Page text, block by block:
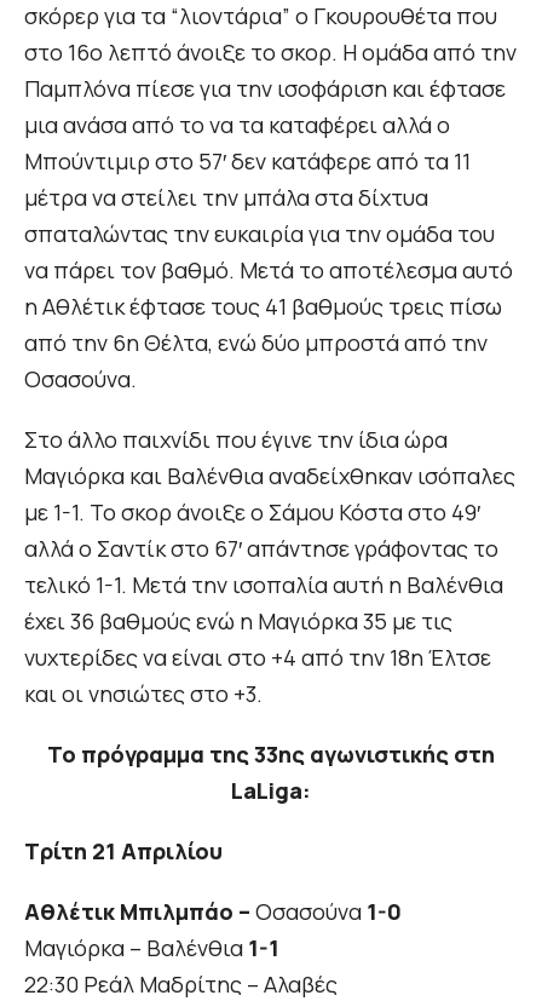
σκόρερ για τα “λιοντάρια” ο Γκουρουθέτα που
στο 16ο λεπτό άνοιξε το σκορ. Η ομάδα από την
Παμπλόνα πίεσε για την ισοφάριση και έφτασε
μια ανάσα από το να τα καταφέρει αλλά ο
Μπούντιμιρ στο 57′ δεν κατάφερε από τα 11
μέτρα να στείλει την μπάλα στα δίχτυα
σπαταλώντας την ευκαιρία για την ομάδα του
να πάρει τον βαθμό. Μετά το αποτέλεσμα αυτό
η Αθλέτικ έφτασε τους 41 βαθμούς τρεις πίσω
από την 6η Θέλτα, ενώ δύο μπροστά από την
Οσασούνα.
Στο άλλο παιχνίδι που έγινε την ίδια ώρα
Μαγιόρκα και Βαλένθια αναδείχθηκαν ισόπαλες
με 1-1. Το σκορ άνοιξε ο Σάμου Κόστα στο 49′
αλλά ο Σαντίκ στο 67′ απάντησε γράφοντας το
τελικό 1-1. Μετά την ισοπαλία αυτή η Βαλένθια
έχει 36 βαθμούς ενώ η Μαγιόρκα 35 με τις
νυχτερίδες να είναι στο +4 από την 18η Έλτσε
και οι νησιώτες στο +3.
Το πρόγραμμα της 33ης αγωνιστικής στη
LaLiga:
Τρίτη 21 Απριλίου
Αθλέτικ Μπιλμπάο – Οσασούνα 1-0
Μαγιόρκα – Βαλένθια 1-1
22:30 Ρεάλ Μαδρίτης – Αλαβές